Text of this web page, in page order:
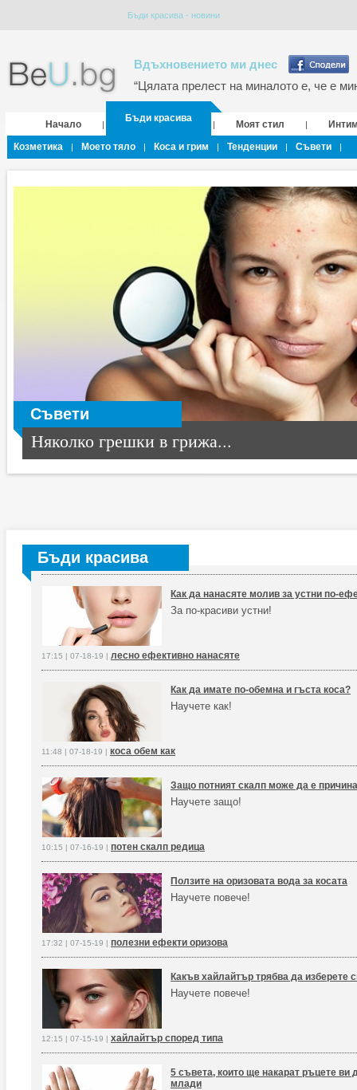
Бъди красива - новини
Вдъхновението ми днес
“Цялата прелест на миналото е, че е
Начало |
Бъди красива
| Моят стил |
Козметика
| Моето тяло | Коса и грим | Тенденции | Съвети |
Съвети
Няколко грешки в грижа...
Бъди красива
Как да нанасяте молив за устни по-
За по-красиви устни!
17:15 | 07-18-19 | лесно ефективно нанасяте
Как да имате по-обемна и гъста коса?
Научете как!
11:48 | 07-18-19 | коса обем как
Защо потният скалп може да е
Научете защо!
10:15 | 07-16-19 | потен скалп редица
Ползите на оризовата вода за косата
Научете повече!
17:32 | 07-15-19 | полезни ефекти оризова
Какъв хайлайтър трябва да изберете
Научете повече!
12:15 | 07-15-19 | хайлайтър според типа
5 съвета, които ще накарат ръцете ви
млади